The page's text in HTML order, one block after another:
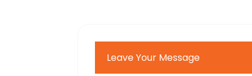
Leave Your Message